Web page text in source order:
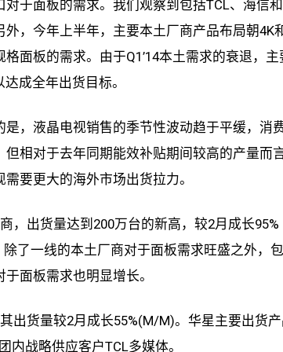
于面板的需求。我们观察到包括TCL、海信
，今年上半年，主要本土厂商产品布局朝4K
面板的需求。由于Q1’14本土需求的衰退，主
成全年出货目标。
，液晶电视销售的季节性波动趋于平缓，消
相对于去年同期能效补贴期间较高的产量而
要更大的海外市场出货拉力。
，出货量达到200万台的新高，较2月成长95%
了一线的本土厂商对于面板需求旺盛之外，
面板需求也明显增长。
出货量较2月成长55%(M/M)。华星主要出货
内战略供应客户TCL多媒体。